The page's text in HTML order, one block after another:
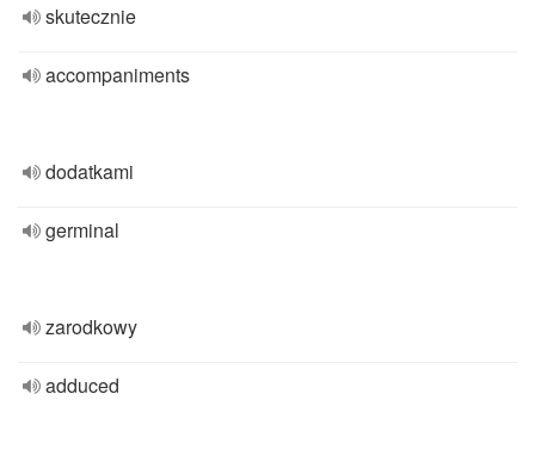
skutecznie
accompaniments
dodatkami
germinal
zarodkowy
adduced